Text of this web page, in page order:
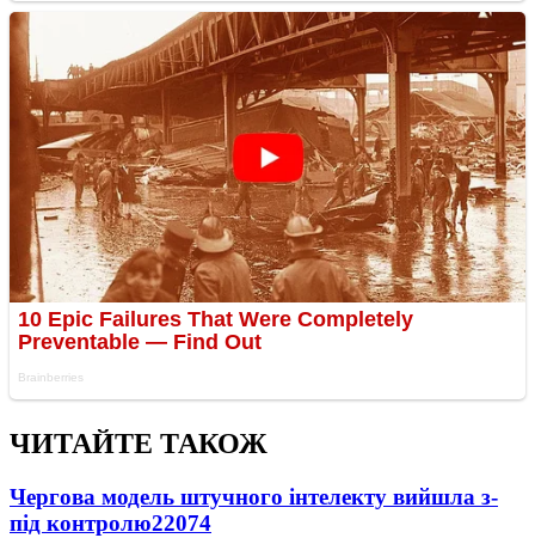
ЧИТАЙТЕ ТАКОЖ
Чергова модель штучного інтелекту вийшла з-
під контролю22074